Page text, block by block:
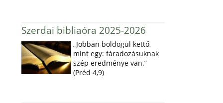
Szerdai bibliaóra 2025-2026
„Jobban boldogul kettő,
mint egy: fáradozásuknak
szép eredménye van.”
(Préd 4,9)